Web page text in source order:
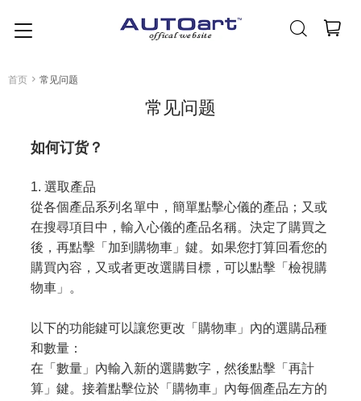
首页 > 常见问题
常见问题
如何订货？
1. 選取產品
從各個產品系列名單中，簡單點擊心儀的產品；又或
在搜尋項目中，輸入心儀的產品名稱。決定了購買之
後，再點擊「加到購物車」鍵。如果您打算回看您的
購買內容，又或者更改選購目標，可以點擊「檢視購
物車」。
以下的功能鍵可以讓您更改「購物車」內的選購品種
和數量：
在「數量」內輸入新的選購數字，然後點擊「再計
算」鍵。接着點擊位於「購物車」內每個產品左方的